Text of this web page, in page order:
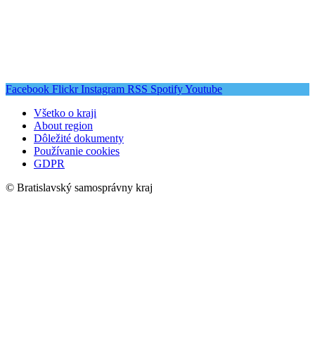
Facebook Flickr Instagram RSS SpotifyYoutube
Všetko o kraji
About region
Dôležité dokumenty
Používanie cookies
GDPR
© Bratislavský samosprávny kraj